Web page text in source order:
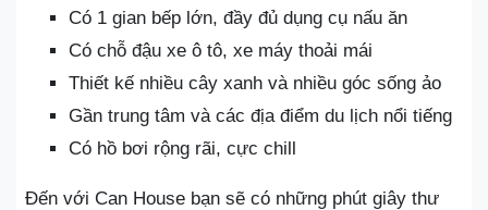
Có 1 gian bếp lớn, đầy đủ dụng cụ nấu ăn
Có chỗ đậu xe ô tô, xe máy thoải mái
Thiết kế nhiều cây xanh và nhiều góc sống ảo
Gần trung tâm và các địa điểm du lịch nổi tiếng
Có hồ bơi rộng rãi, cực chill
Đến với Can House bạn sẽ có những phút giây thư